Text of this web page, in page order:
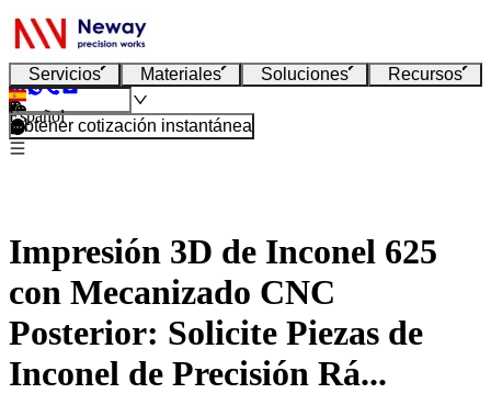
Servicios Materiales Soluciones Recursos
Español
Obtener cotización instantánea
Impresión 3D de Inconel 625
con Mecanizado CNC
Posterior: Solicite Piezas de
Inconel de Precisión Rá...